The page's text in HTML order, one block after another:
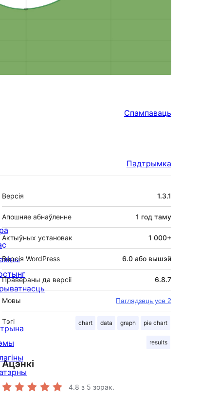
Спампаваць
Падтрымка
Мета
Версія 1.3.1
Апошняе абнаўленне 1 год таму
Актыўных установак 1 000+
Версія WordPress 6.0 або вышэй
Правераны да версіі 6.8.7
Мовы Паглядзець усе 2
Тэгі chart data graph pie chart
results
Ацэнкі
4.8 з 5 зорак.